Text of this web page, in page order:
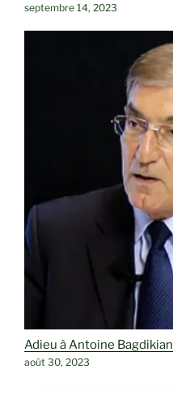
septembre 14, 2023
Adieu à Antoine Bagdikian
août 30, 2023